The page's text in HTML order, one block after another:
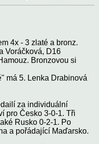
4x - 3 zlaté a bronz.
Voráčková, D16
Bronzovou si
má 5. Lenka Drabinová
za individuální
pro Česko 3-0-1. Tři
Rusko 0-2-1. Po
a pořádající Maďarsko.